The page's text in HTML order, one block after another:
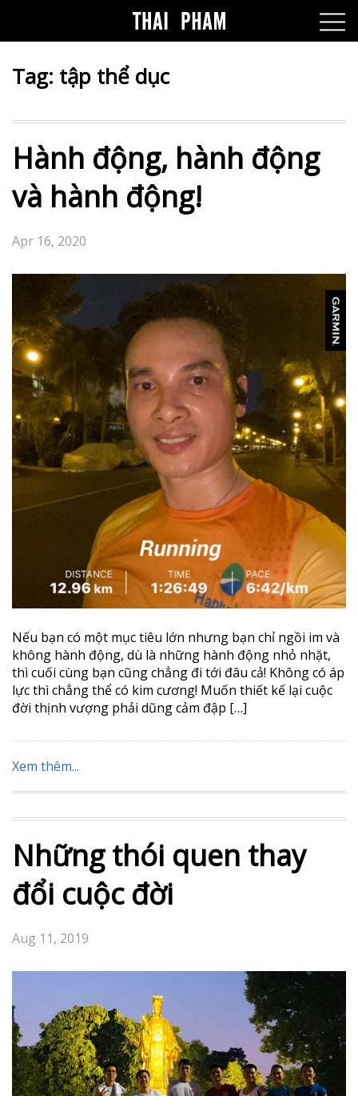
Tag: tập thể dục
Hành động, hành động
và hành động!
Apr 16, 2020
Nếu bạn có một mục tiêu lớn nhưng bạn chỉ ngồi im và
không hành động, dù là những hành động nhỏ nhặt,
thì cuối cùng bạn cũng chẳng đi tới đâu cả! Không có áp
lực thì chẳng thể có kim cương! Muốn thiết kế lại cuộc
đời thịnh vượng phải dũng cảm đập […]
Xem thêm...
Những thói quen thay
đổi cuộc đời
Aug 11, 2019